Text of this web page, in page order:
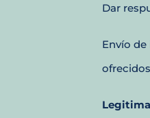
Dar
Envío